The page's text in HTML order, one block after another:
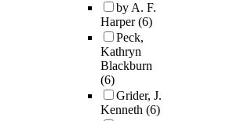
by A. F.
Harper(6)
Peck,
Kathryn
Blackburn
(6)
Grider, J.
Kenneth (6)